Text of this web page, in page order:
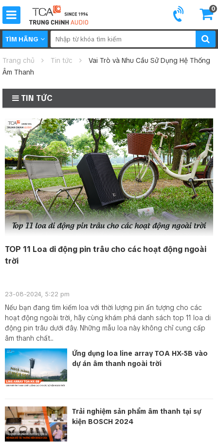
0
TÌM HÃNG
Trang chủ Tin tức
Vai Trò và Nhu Cầu Sử Dụng Hệ Thống
Âm Thanh
TIN TỨC
TOP 11 Loa di động pin trâu cho các hoạt động ngoài
trời
23-08-2024, 5:22 pm
Nếu bạn đang tìm kiếm loa với thời lượng pin ấn tượng cho các
hoạt động ngoài trời, hãy cùng khám phá danh sách top 11 loa di
động pin trâu dưới đây. Những mẫu loa này không chỉ cung cấp
âm thanh chất...
Ứng dụng loa line array TOA HX-5B vào
dự án âm thanh ngoài trời
Trải nghiệm sản phẩm âm thanh tại sự
kiện BOSCH 2024